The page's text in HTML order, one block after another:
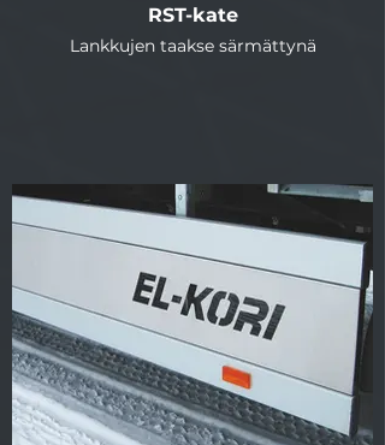
RST-kate
Lankkujen taakse särmättynä